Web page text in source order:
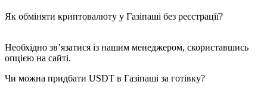
Як обміняти криптовалюту у Газіпаші без реєстрації?
Необхідно зв’язатися із нашим менеджером, скориставшись
опцією на сайті.
Чи можна придбати USDT в Газіпаші за готівку?